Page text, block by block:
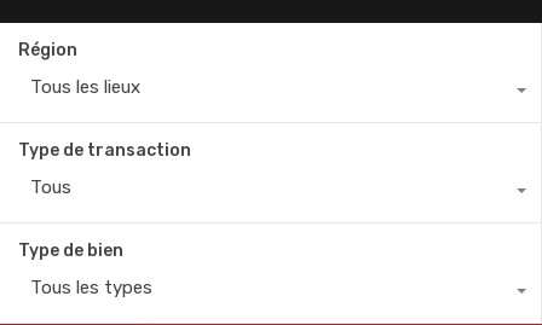
Région
Tous les lieux
Type de transaction
Tous
Type de bien
Tous les types